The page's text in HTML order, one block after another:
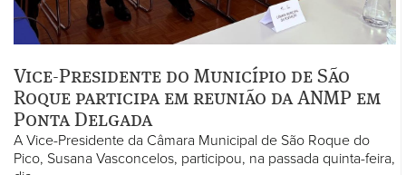
Vice-Presidente do Município de São
Roque participa em reunião da ANMP em
Ponta Delgada
A Vice-Presidente da Câmara Municipal de São Roque do
Pico, Susana Vasconcelos, participou, na passada quinta-feira,